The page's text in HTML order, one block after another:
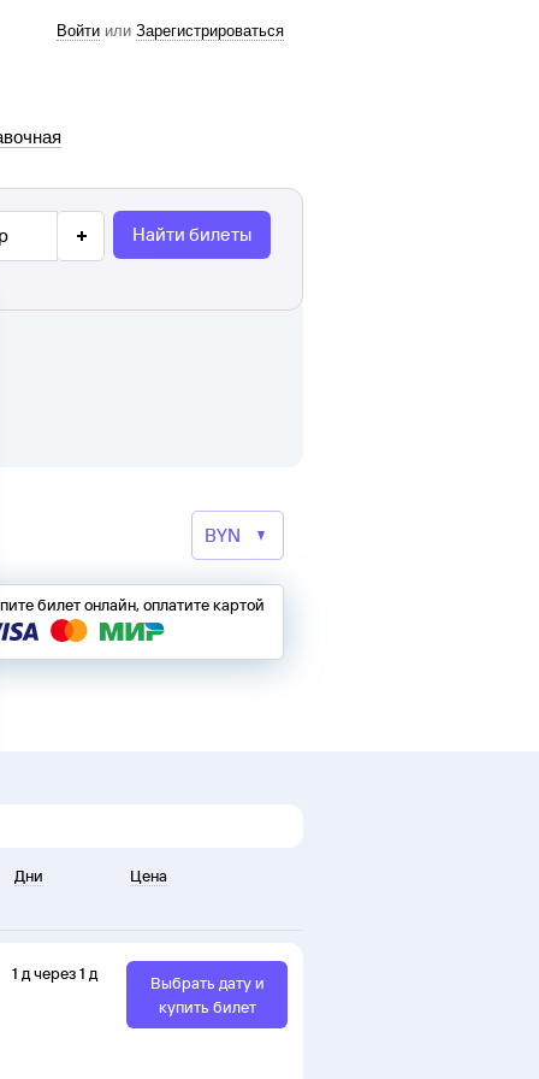
Войти или Зарегистрироваться
Найти билеты
билет онлайн, оплатите картой
Дни Цена
1 дчерез1 д
Выбрать дату и
купить билет